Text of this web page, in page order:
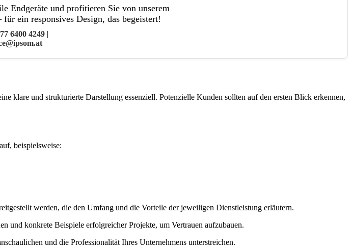
Endgeräte und profitieren Sie von unserem
ein responsives Design, das begeistert!
6400 4249 |
klare und strukturierte Darstellung essenziell. Potenzielle Kunden sollten auf den ersten Blick erkennen,
beispielsweise:
werden, die den Umfang und die Vorteile der jeweiligen Dienstleistung erläutern.
und konkrete Beispiele erfolgreicher Projekte, um Vertrauen aufzubauen.
und die Professionalität Ihres Unternehmens unterstreichen.